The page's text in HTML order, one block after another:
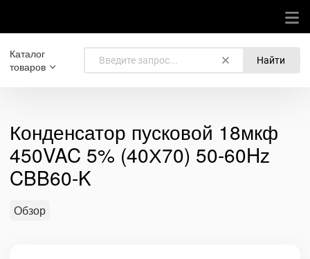
Каталог
товаров
Найти
Конденсатор пусковой 18мкф
450VAC 5% (40Х70) 50-60Hz
CBB60-K
Обзор